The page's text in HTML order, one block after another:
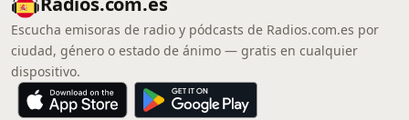
Escucha emisoras de radio y pódcasts de Radios.com.es por
ciudad, género o estado de ánimo — gratis en cualquier
dispositivo.